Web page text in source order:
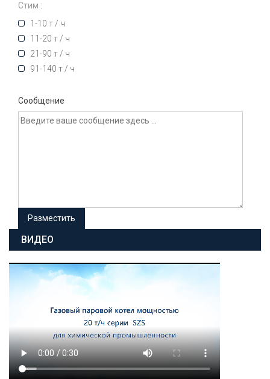
Стим :
1-10 т / ч
11-20 т / ч
21-90 т / ч
91-140 т / ч
Сообщение
ВИДЕО